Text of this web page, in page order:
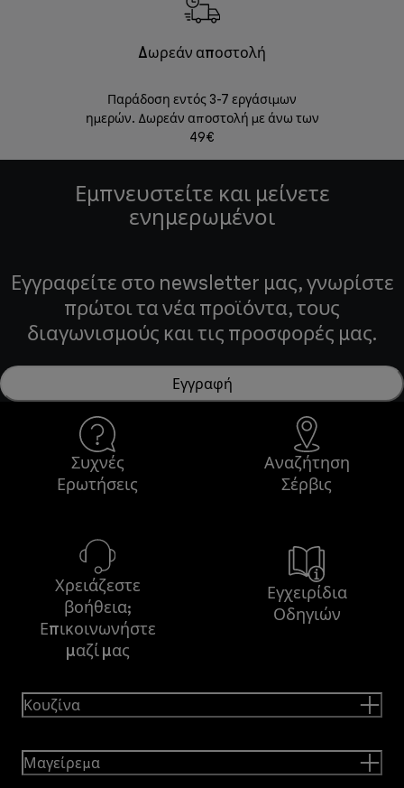
Δωρεάν αποστολή
Παράδοση εντός 3-7 εργάσιμων
ημερών. Δωρεάν αποστολή με άνω των
49€
Εμπνευστείτε και μείνετε
ενημερωμένοι
Εγγραφείτε στο newsletter μας, γνωρίστε
πρώτοι τα νέα προϊόντα, τους
διαγωνισμούς και τις προσφορές μας.
Εγγραφή
Συχνές
Ερωτήσεις
Αναζήτηση
Σέρβις
Χρειάζεστε
βοήθεια;
Επικοινωνήστε
μαζί μας
Εγχειρίδια
Οδηγιών
Κουζίνα
Μαγείρεμα